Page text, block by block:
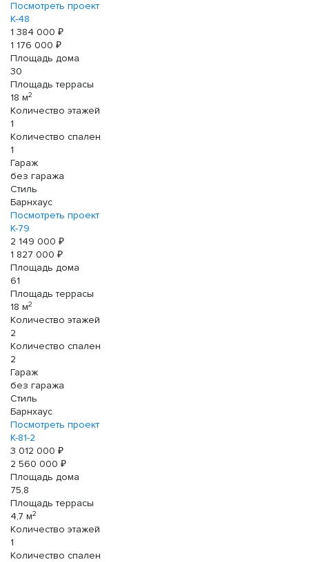
Посмотреть проект
К-48
1 384 000 ₽
1 176 000 ₽
Площадь дома
30
Площадь террасы
18 м2
Количество этажей
1
Количество спален
1
Гараж
без гаража
Стиль
Барнхаус
Посмотреть проект
К-79
2 149 000 ₽
1 827 000 ₽
Площадь дома
61
Площадь террасы
18 м2
Количество этажей
2
Количество спален
2
Гараж
без гаража
Стиль
Барнхаус
Посмотреть проект
К-81-2
3 012 000 ₽
2 560 000 ₽
Площадь дома
75,8
Площадь террасы
4,7 м2
Количество этажей
1
Количество спален